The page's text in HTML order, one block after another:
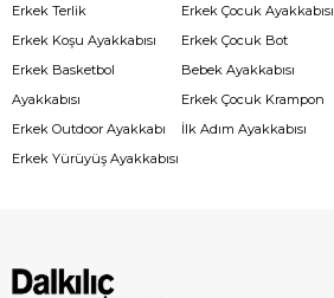
Erkek Terlik
Erkek Koşu Ayakkabısı
Erkek Basketbol
Ayakkabısı
Erkek Outdoor Ayakkabı
Erkek Yürüyüş Ayakkabısı
Erkek Çocuk Ayakkabısı
Erkek Çocuk Bot
Bebek Ayakkabısı
Erkek Çocuk Krampon
İlk Adım Ayakkabısı